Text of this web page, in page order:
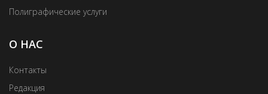
Полиграфические услуги
О НАС
Контакты
Редакция